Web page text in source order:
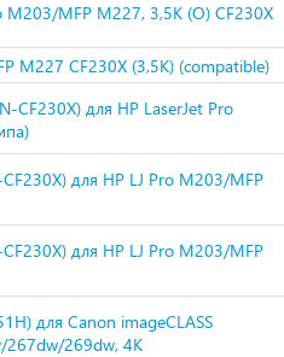
M203/MFP M227, 3,5К (О) CF230X
M227 CF230X (3,5K) (compatible)
CF230X) для HP LaserJet Pro
для HP LJ Pro M203/MFP
для HP LJ Pro M203/MFP
для Canon imageCLASS
267dw/269dw, 4K